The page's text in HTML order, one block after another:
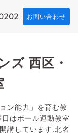
お問い合わせ
ズ 西区・
ン能力」を育む教
はボール運動教室
講しています.北名